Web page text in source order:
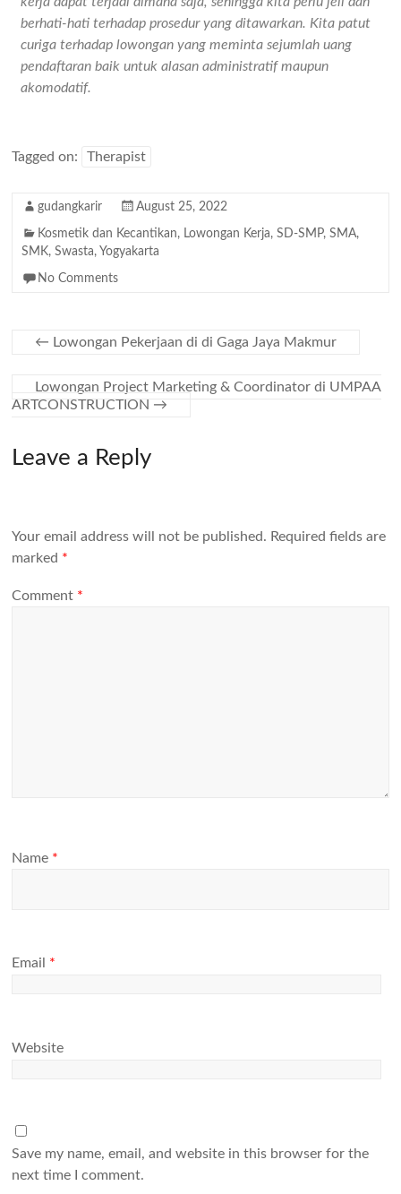
berhati-hati terhadap prosedur yang ditawarkan. Kita patut
curiga terhadap lowongan yang meminta sejumlah uang
pendaftaran baik untuk alasan administratif maupun
akomodatif.
Tagged on: Therapist
gudangkarir August 25, 2022
Kosmetik dan Kecantikan, Lowongan Kerja,SD-SMP,SMA,
SMK,Swasta, Yogyakarta
No Comments
← Lowongan Pekerjaan di di Gaga Jaya Makmur
Lowongan Project Marketing & Coordinator di UMPAA
ARTCONSTRUCTION →
Leave a Reply
Your email address will not be published. Required fields are
marked *
Comment *
Name *
Email *
Website
Save my name, email, and website in this browser for the
next time I comment.